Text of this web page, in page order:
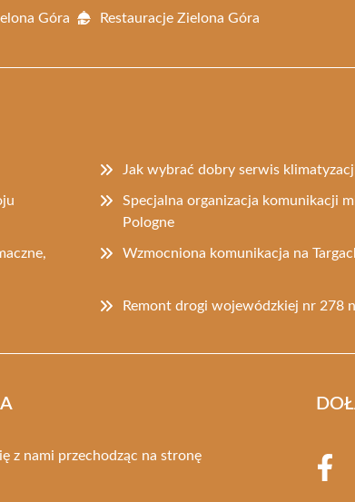
Góra Restauracje Zielona Góra
Jak wybrać dobry serwis
Specjalna organizacja komunikacji
Pologne
Wzmocniona komunikacja na
Remont drogi wojewódzkiej nr 278
z nami przechodząc na stronę